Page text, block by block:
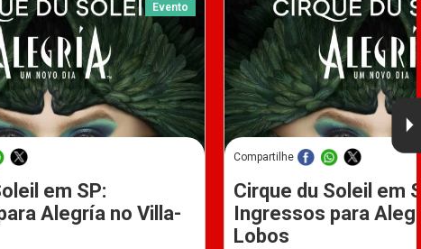
Evento
em SP:
Alegría no Villa-
Compartilhe
Cirque du Soleil em
Ingressos para
Lobos